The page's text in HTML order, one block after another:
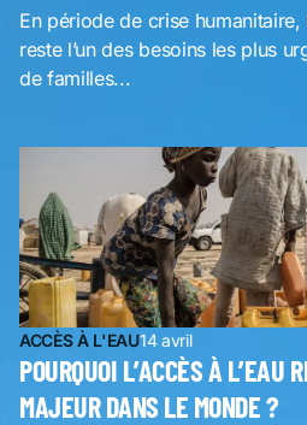
En période de crise humanitaire,
reste l’un des besoins les plus
de familles...
ACCÈS À L'EAU14 avril
POURQUOI L’ACCÈS À L’EAU
MAJEUR DANS LE MONDE ?